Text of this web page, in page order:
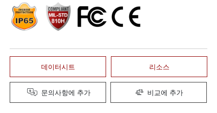
데이터시트 리소스
문의사항에 추가 비교에 추가